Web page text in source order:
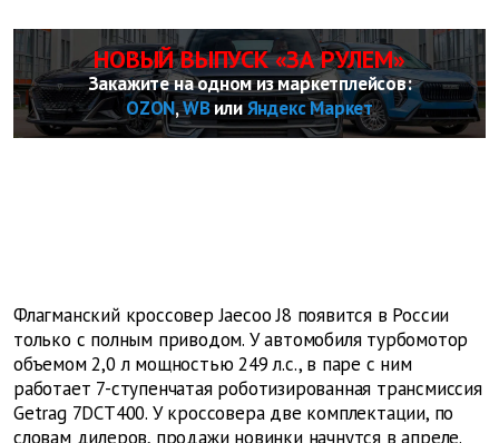
НОВЫЙ ВЫПУСК «ЗА РУЛЕМ»
Закажите на одном из маркетплейсов:
OZON,WBилиЯндекс Маркет
Флагманский кроссовер Jaecoo J8 появится в России
только с полным приводом. У автомобиля турбомотор
объемом 2,0 л мощностью 249 л.с., в паре с ним
работает 7-ступенчатая роботизированная трансмиссия
Getrag 7DCT400. У кроссовера две комплектации, по
словам дилеров, продажи новинки начнутся в апреле.